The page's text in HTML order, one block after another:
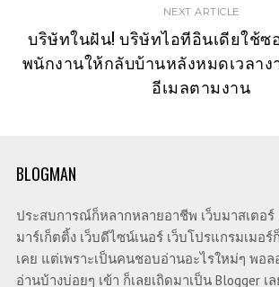
NEXT ARTICLE
บริษัทในฝัน! บริษัทไอทีอินเดียใช้ซ
พนักงานให้กลับบ้านหลังหมดเวลาง
อีเมลตามงาน
BLOGMAN
ประสบการณ์ก็หลากหลายอาชีพ เว็บมาสเตอร์
มาร์เก็ตติ้ง เว็บดีไซน์เนอร์ เว็บโปรแกรมเมอร์
เคย แต่เพราะเป็นคนชอบอ่านอะไรใหม่ๆ พอ
อ่านบ้างบ่อยๆ เข้า ก็เลยเถิดมาเป็น Blogger เ